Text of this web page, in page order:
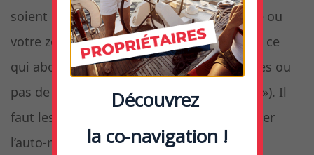
soient rattachées à votre lieu de résidence ou
votre zone de navigation ou port d’attache ce
qui aboutira à des suggestions inadéquates ou
pas de suggestions du tout (« 0″ résultats »). Il
faut les modifier, en veillant à bien respecter
l’auto-remplissage du champs.
Découvrez
la co-navigation !